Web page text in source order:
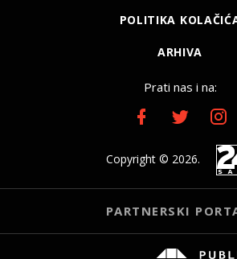
POLITIKA
ARHIVA
Prati nas i na:
Copyright © 2026.
PARTNERSKI